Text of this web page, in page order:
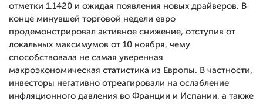
отметки 1.1420 и ожидая появления новых драйверов. В
конце минувшей торговой недели евро
продемонстрировал активное снижение, отступив от
локальных максимумов от 10 ноября, чему
способствовала не самая уверенная
макроэкономическая статистика из Европы. В частности,
инвесторы негативно отреагировали на ослабление
инфляционного давления во Франции и Испании, а также